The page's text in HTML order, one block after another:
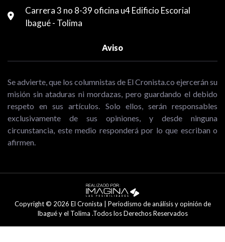
Carrera 3 no 8-39 oficina u4 Edificio Escorial
Ibagué - Tolima
Aviso
Se advierte, que los columnistas de El Cronista.co ejercerán su
misión sin ataduras ni mordazas, pero guardando el debido
respeto en sus artículos. Solo ellos, serán responsables
exclusivamente de sus opiniones, y desde ninguna
circunstancia, este medio responderá por lo que escriban o
afirmen.
Copyright © 2026 El Cronista | Periodismo de análisis y opinión de
Ibagué y el Tolima .Todos los Derechos Reservados